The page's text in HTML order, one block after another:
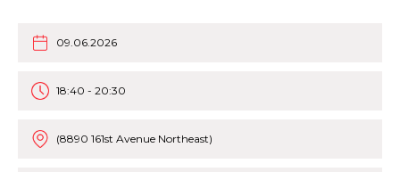
09.06.2026
18:40 - 20:30
(8890 161st Avenue Northeast)